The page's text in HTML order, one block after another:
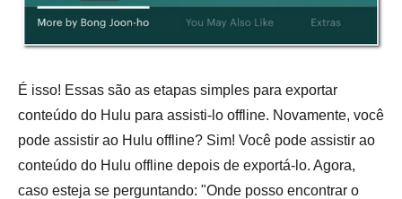
É isso! Essas são as etapas simples para exportar
conteúdo do Hulu para assisti-lo offline. Novamente, você
pode assistir ao Hulu offline? Sim! Você pode assistir ao
conteúdo do Hulu offline depois de exportá-lo. Agora,
caso esteja se perguntando: "Onde posso encontrar o